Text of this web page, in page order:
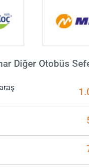
Diğer Otobüs